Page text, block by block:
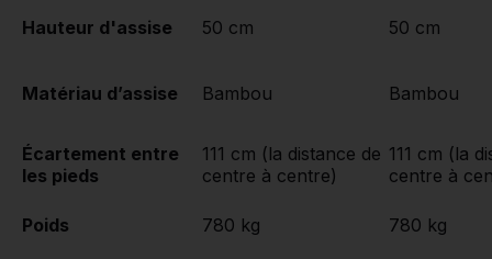
Hauteur d'assise
Matériau d’assise
Écartement entre
les pieds
Poids
50 cm
Bambou
111 cm (la distance de
centre à centre)
780 kg
50 cm
Bambou
111 cm (la
centre à
780 kg